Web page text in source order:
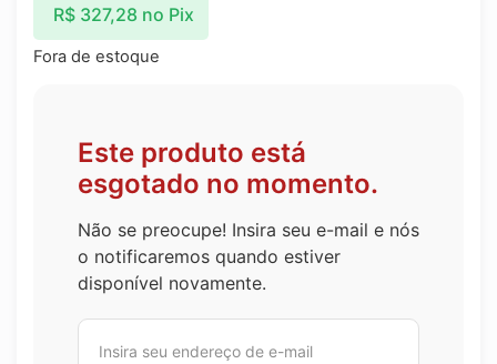
R$327,28 no Pix
Fora de estoque
Este produto está
esgotado no momento.
Não se preocupe! Insira seu e-mail e nós
o notificaremos quando estiver
disponível novamente.